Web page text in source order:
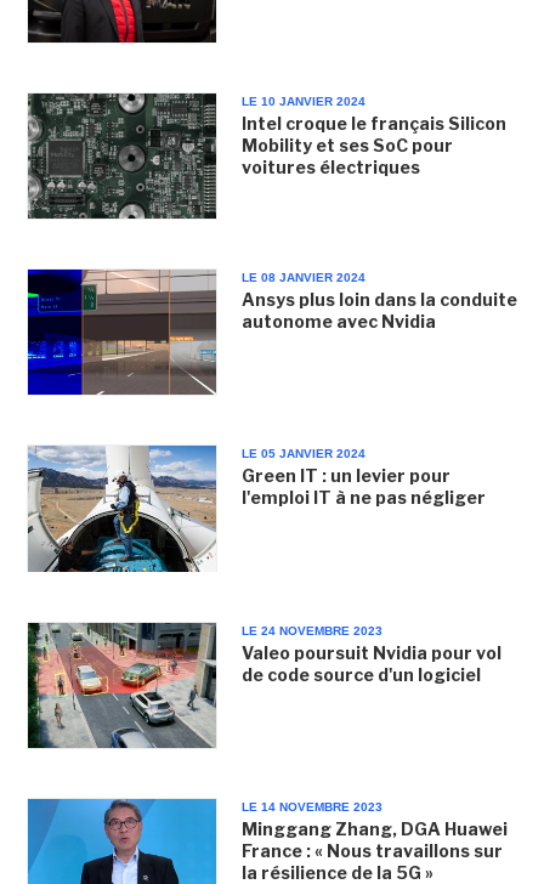
LE 10 JANVIER 2024
Intel croque le français Silicon
Mobility et ses SoC pour
voitures électriques
LE 08 JANVIER 2024
Ansys plus loin dans la conduite
autonome avec Nvidia
LE 05 JANVIER 2024
Green IT : un levier pour
l'emploi IT à ne pas négliger
LE 24 NOVEMBRE 2023
Valeo poursuit Nvidia pour vol
de code source d'un logiciel
LE 14 NOVEMBRE 2023
Minggang Zhang, DGA Huawei
France : « Nous travaillons sur
la résilience de la 5G »